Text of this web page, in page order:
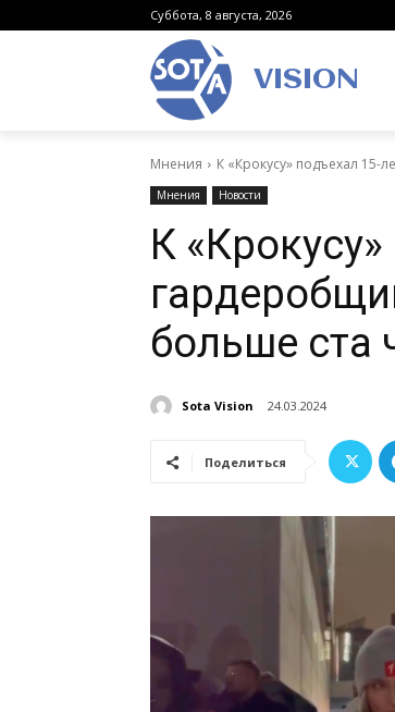
Суббота, 8 августа, 2026
VISION
Мнения К «Крокусу» подъехал 15-
Мнения Новости
К
больше ста
Sota Vision 24.03.2024
Поделиться